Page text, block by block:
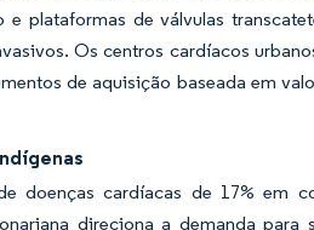
plataformas de válvulas
Os centros cardíacos
de aquisição baseada em
doenças cardíacas de 17% em
direciona a demanda para